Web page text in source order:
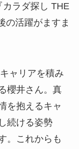
ラダ探し THE
の活躍がますま
ャリアを積み
櫻井さん。真
を抱えるキャ
続ける姿勢
。これからも